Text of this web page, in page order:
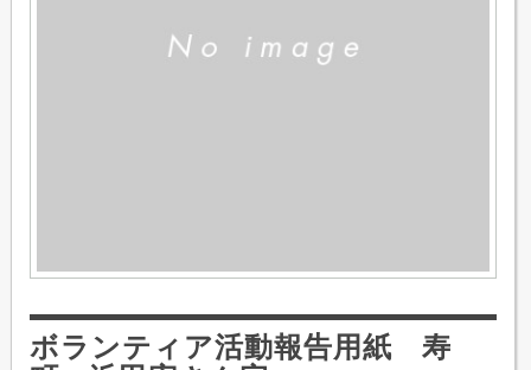
ボランティア活動報告用紙 寿